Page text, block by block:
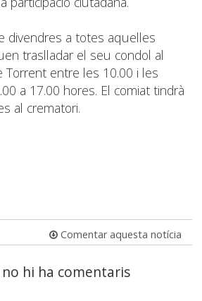
divendres a totes aquelles
traslladar el seu condol al
Torrent entre les 10.00 i les
a 17.00 hores. El comiat tindrà
al crematori.
Comentar aquesta notícia
no hi ha comentaris